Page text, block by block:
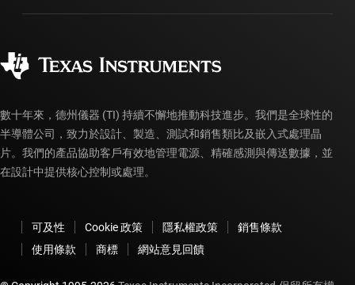
製造
myTI 帳戶常見問題解答
訂購 FAQ
數十年來，德州儀器 (TI) 持續不懈地推動科技進步。我們是全球性的
半導體公司，致力於設計、製造、測試和銷售類比及嵌入式處理晶
片。我們的產品協助客戶有效地管理電源、精確感測與傳送數據，並
在設計中提供核心控制或處理。
可及性 Cookie 政策 隱私權政策
銷售條款
使用條款
商標 網站意見回饋